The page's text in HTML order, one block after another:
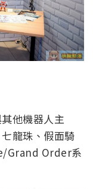
他機器人主
龍珠、假面騎
Grand Order系